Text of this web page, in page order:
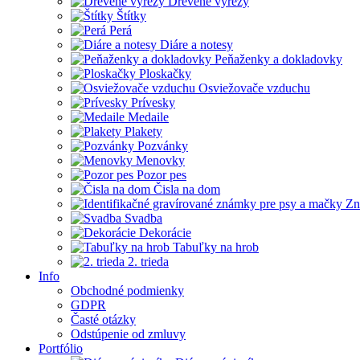
Štítky
Perá
Diáre a notesy
Peňaženky a dokladovky
Ploskačky
Osviežovače vzduchu
Prívesky
Medaile
Plakety
Pozvánky
Menovky
Pozor pes
Čisla na dom
Svadba
Dekorácie
Tabuľky na hrob
2. trieda
Info
Obchodné podmienky
GDPR
Časté otázky
Odstúpenie od zmluvy
Portfólio